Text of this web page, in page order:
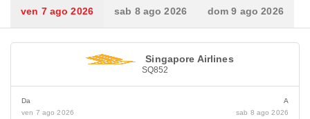
ven 7 ago 2026 sab 8 ago 2026 dom 9 ago 2026
Singapore Airlines
SQ852
Da
ven 7 ago 2026
A
sab 8 ago 2026